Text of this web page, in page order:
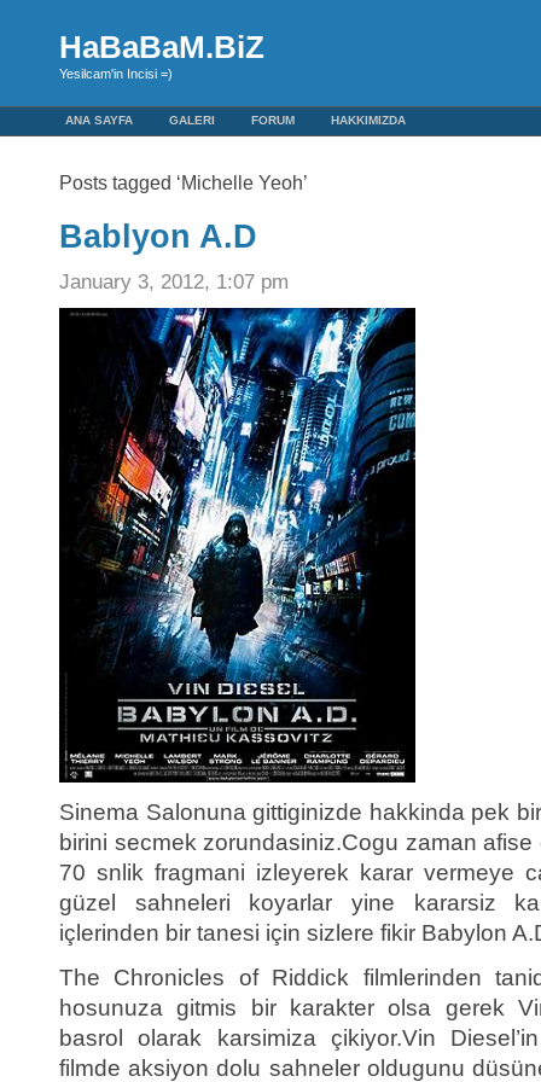
HaBaBaM.BiZ
Yesilcam'in Incisi =)
ANA SAYFA GALERI FORUM HAKKIMIZDA
Posts tagged ‘Michelle Yeoh’
Bablyon A.D
January 3, 2012, 1:07 pm
Sinema Salonuna gittiginizde hakkinda pek
birini secmek zorundasiniz.Cogu zaman
70 snlik fragmani izleyerek karar vermeye
güzel sahneleri koyarlar yine kararsiz
içlerinden bir tanesi için sizlere fikir Babylon
The Chronicles of Riddick filmlerinden
hosunuza gitmis bir karakter olsa gerek
basrol olarak karsimiza çikiyor.Vin
filmde aksiyon dolu sahneler oldugunu